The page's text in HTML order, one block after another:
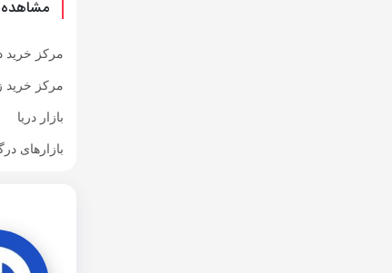
مشاهده
مرکز خرید
مرکز خرید
بازار دریا
بازارهای